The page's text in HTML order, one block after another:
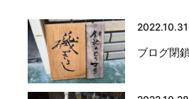
2022.10.31
ブログ閉